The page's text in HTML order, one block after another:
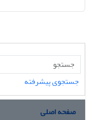
جستجوی پیشرفته
صفحه اصلی